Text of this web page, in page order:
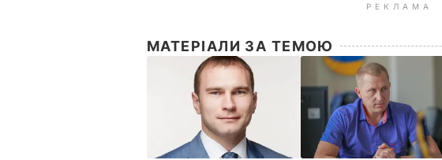
РЕКЛАМА
МАТЕРІАЛИ ЗА ТЕМОЮ